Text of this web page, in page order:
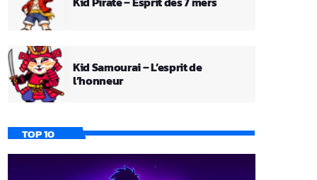
Kid Samourai – L’esprit de
l’honneur
TOP 10